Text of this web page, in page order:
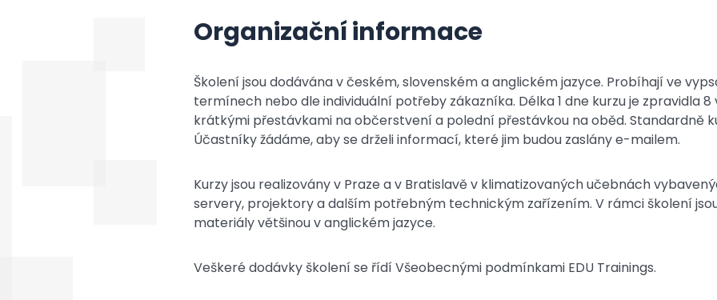
Organizační informace
Školení jsou dodávána v českém, slovenském a anglickém jazyce. Probíhají ve
termínech nebo dle individuální potřeby zákazníka. Délka 1 dne kurzu je zpravidla
krátkými přestávkami na občerstvení a polední přestávkou na oběd. Standardně
Účastníky žádáme, aby se drželi informací, které jim budou zaslány e-mailem.
Kurzy jsou realizovány v Praze a v Bratislavě v klimatizovaných učebnách
servery, projektory a dalším potřebným technickým zařízením. V rámci školení
materiály většinou v anglickém jazyce.
Veškeré dodávky školení se řídí Všeobecnými podmínkami EDU Trainings.